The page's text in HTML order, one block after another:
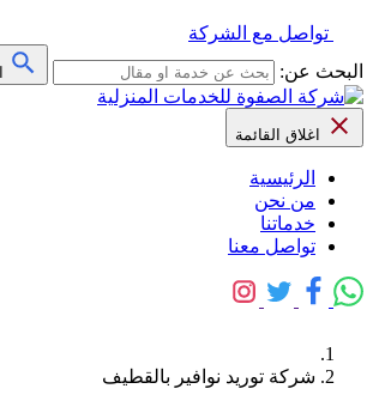
تواصل مع الشركة
البحث عن:
اغلاق القائمة
الرئيسية
من نحن
خدماتنا
تواصل معنا
شركة توريد نوافير بالقطيف